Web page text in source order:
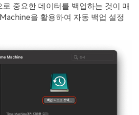
중요한 데이터를 백업하는 것이 매
을 활용하여 자동 백업 설정